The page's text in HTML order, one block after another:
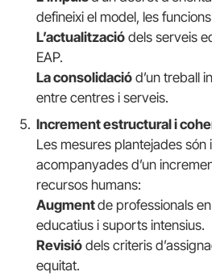
defineixi el model, les
L’actualització dels serveis
EAP.
La consolidació d’un treball
entre centres i serveis.
Increment estructural i
Les mesures plantejades són
acompanyades d’un
recursos humans:
Augmentde professionals
educatius i suports intensius.
Revisió dels criteris
equitat.